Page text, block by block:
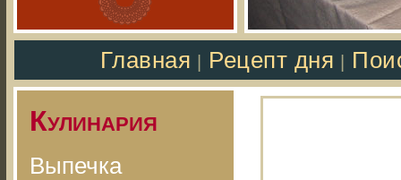
Главная Рецепт дня
Кулинария
Выпечка